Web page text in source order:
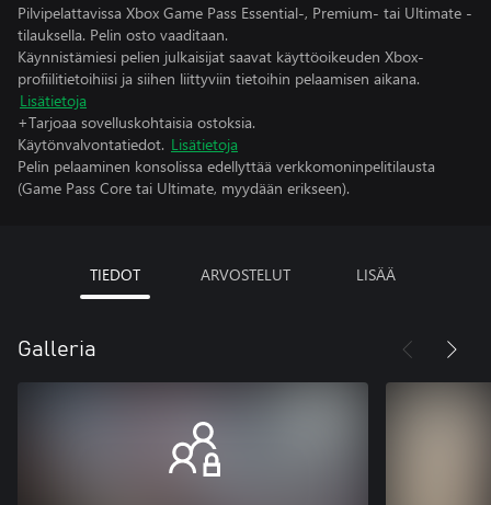
Pilvipelattavissa Xbox Game Pass Essential-, Premium- tai Ultimate -
tilauksella. Pelin osto vaaditaan.
Käynnistämiesi pelien julkaisijat saavat käyttöoikeuden Xbox-
profiilitietoihiisi ja siihen liittyviin tietoihin pelaamisen aikana.
Lisätietoja
+Tarjoaa sovelluskohtaisia ostoksia.
Käytönvalvontatiedot. Lisätietoja
Pelin pelaaminen konsolissa edellyttää verkkomoninpelitilausta
(Game Pass Core tai Ultimate, myydään erikseen).
TIEDOT ARVOSTELUT LISÄÄ
Galleria